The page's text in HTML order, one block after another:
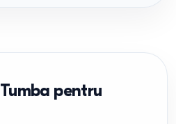
Tumba pentru